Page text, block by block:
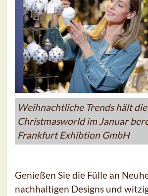
Weihnachtliche Trends hält die
Christmasworld im Januar
Frankfurt Exhibtion GmbH
Genießen Sie die Fülle an
nachhaltigen Designs und